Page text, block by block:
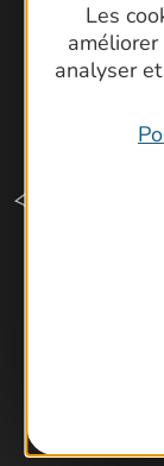
Les
analyser